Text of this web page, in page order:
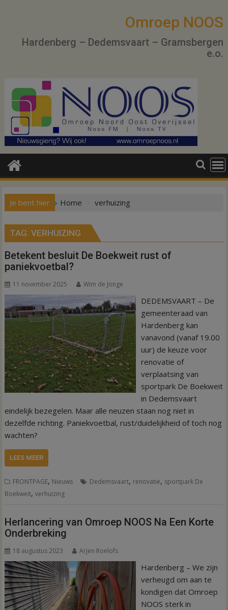
Omroep NOOS
Hardenberg – Dedemsvaart – Gramsbergen
e.o.
Je bent hier Home verhuizing
TAG:VERHUIZING
Betekent besluit De Boekweit rust of
paniekvoetbal?
11 november 2025 Wim de Jonge
DEDEMSVAART – De
gemeenteraad van
Hardenberg kan
vanavond (vanaf 19.00
uur) de keuze voor
renovatie of
verplaatsing van
sportpark De Boekweit
in Dedemsvaart
eindelijk bezegelen. Maar alle neuzen staan nog niet in
dezelfde richting. Paniekvoetbal, rust/duidelijkheid of toch nog
wachten?
LEES MEER
FRONTPAGE, Nieuws Dedemsvaart, renovatie, sportpark De
Boekweit,verhuizing
Herlancering van Omroep NOOS Na Een Korte
Onderbreking
18 augustus 2023 Arjen Roelofs
Hardenberg – We zijn
verheugd om aan te
kondigen dat Omroep
NOOS sterk in